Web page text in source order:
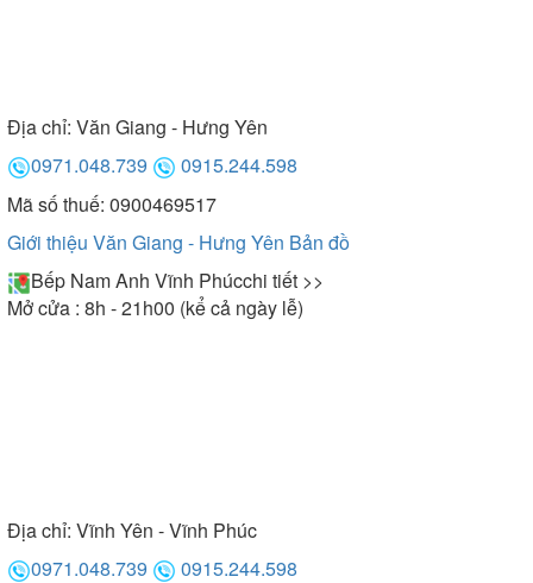
Địa chỉ: Văn Giang - Hưng Yên
0971.048.739
0915.244.598
Mã số thuế: 0900469517
Giới thiệu Văn Giang - Hưng Yên Bản đồ
Bếp Nam Anh Vĩnh Phúcchi tiết >>
Mở cửa : 8h - 21h00 (kể cả ngày lễ)
Địa chỉ: Vĩnh Yên - Vĩnh Phúc
0971.048.739
0915.244.598